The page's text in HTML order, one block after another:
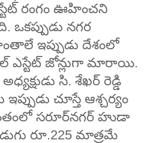
రంగం ఊహించని
నగర
ఇప్పుడు దేశంలో
ఎస్టేట్ జోన్లుగా మారాయి.
సి. శేఖర్ రెడ్డి
చూస్తే ఆశ్చర్యం
సరూర్‌నగర్ హుడా
రూ.225 మాత్రమే